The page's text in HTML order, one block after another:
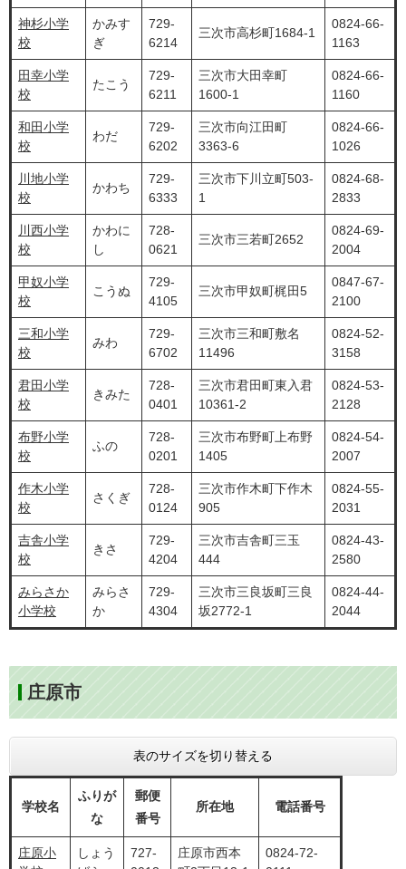
神杉小学
校
かみす
ぎ
729-
6214
三次市高杉町1684-1
0824-66-
1163
田幸小学
校
たこう
729-
6211
三次市大田幸町
1600-1
0824-66-
1160
和田小学
校
わだ
729-
6202
三次市向江田町
3363-6
0824-66-
1026
川地小学
校
かわち
729-
6333
三次市下川立町503-
1
0824-68-
2833
川西小学
校
かわに
し
728-
0621
三次市三若町2652
0824-69-
2004
甲奴小学
校
こうぬ
729-
4105
三次市甲奴町梶田5
0847-67-
2100
三和小学
校
みわ
729-
6702
三次市三和町敷名
11496
0824-52-
3158
君田小学
校
きみた
728-
0401
三次市君田町東入君
10361-2
0824-53-
2128
布野小学
校
ふの
728-
0201
三次市布野町上布野
1405
0824-54-
2007
作木小学
校
さくぎ
728-
0124
三次市作木町下作木
905
0824-55-
2031
吉舎小学
校
きさ
729-
4204
三次市吉舎町三玉
444
0824-43-
2580
みらさか
小学校
みらさ
か
729-
4304
三次市三良坂町三良
坂2772-1
0824-44-
2044
庄原市
表のサイズを切り替える
学校名
ふりが
な
郵便
番号
所在地 電話番号
庄原小
しょう
727-
庄原市西本
0824-72-